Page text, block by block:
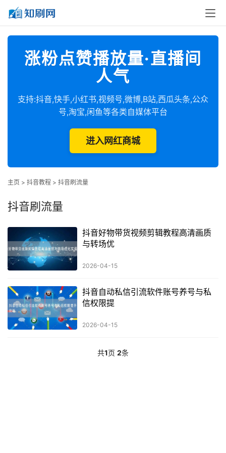
涨粉点赞播放量·直播间
人气
支持:抖音,快手,小红书,视频号,微博,B站,西瓜头条,公众
号,淘宝,闲鱼等各类自媒体平台
进入网红商城
主页 > 抖音教程 > 抖音刷流量
抖音刷流量
抖音好物带货视频剪辑教程高清画质
与转场优
2026-04-15
抖音自动私信引流软件账号养号与私
信权限提
2026-04-15
共1页 2条